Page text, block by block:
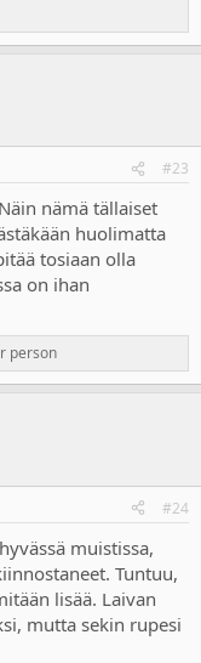
#23
nämä tällaiset
huolimatta
tosiaan olla
on ihan
person
#24
muistissa,
Tuntuu,
lisää. Laivan
mutta sekin rupesi